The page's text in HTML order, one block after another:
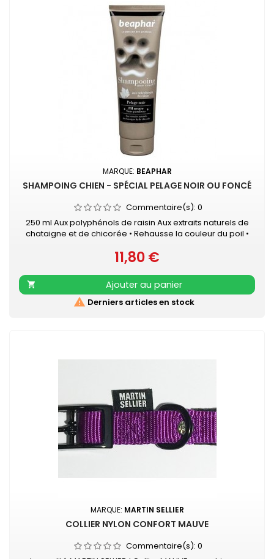
MARQUE: BEAPHAR
SHAMPOING CHIEN - SPÉCIAL PELAGE NOIR OU FONCÉ
Commentaire(s): 0
250 ml Aux polyphénols de raisin Aux extraits naturels de
chataigne et de chicorée • Rehausse la couleur du poil •
respecte l’épiderme - sans parabens
Prix
11,80 €

Ajouter au panier
 Derniers articles en stock
MARQUE: MARTIN SELLIER
COLLIER NYLON CONFORT MAUVE
Commentaire(s): 0